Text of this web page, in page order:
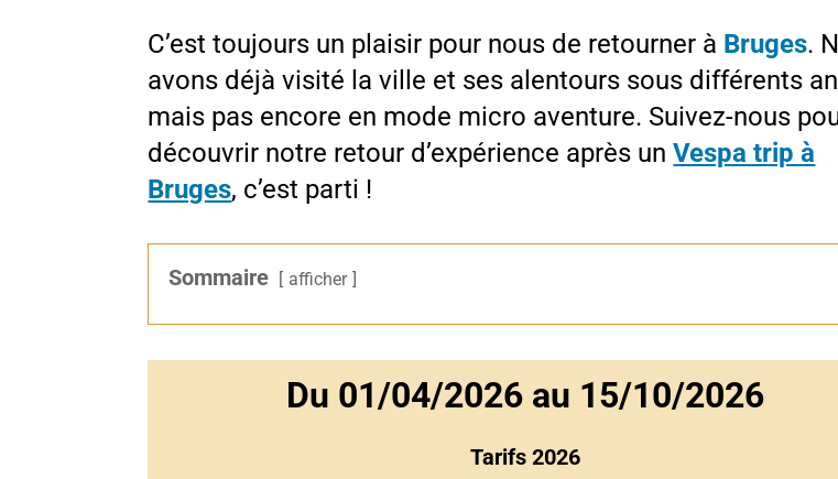
C’est toujours un plaisir pour nous de retourner à Bruges.
avons déjà visité la ville et ses alentours sous différents
mais pas encore en mode micro aventure. Suivez-nous
découvrir notre retour d’expérience après unVespa trip à
Bruges, c’est parti !
Sommaire afficher
Du 01/04/2026 au 15/10/2026
Tarifs 2026